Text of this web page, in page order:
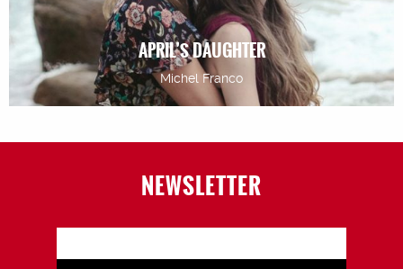
APRIL’S DAUGHTER
Michel Franco
NEWSLETTER